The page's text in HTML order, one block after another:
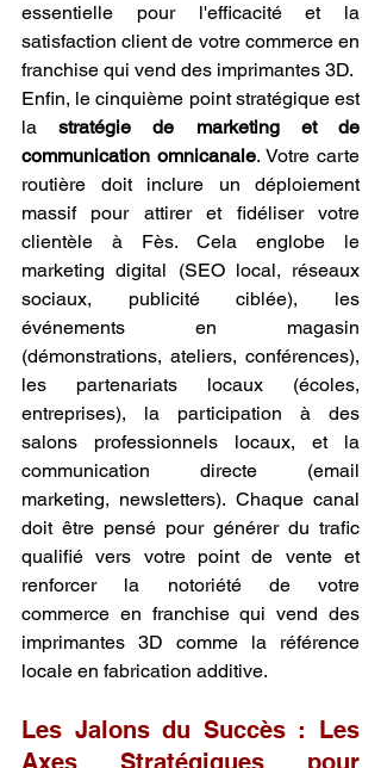
essentielle pour l'efficacité et la
satisfaction client de votre commerce en
franchise qui vend des imprimantes 3D.
Enfin, le cinquième point stratégique est
la stratégie de marketing et de
communication omnicanale. Votre carte
routière doit inclure un déploiement
massif pour attirer et fidéliser votre
clientèle à Fès. Cela englobe le
marketing digital (SEO local, réseaux
sociaux, publicité ciblée), les
événements en magasin
(démonstrations, ateliers, conférences),
les partenariats locaux (écoles,
entreprises), la participation à des
salons professionnels locaux, et la
communication directe (email
marketing, newsletters). Chaque canal
doit être pensé pour générer du trafic
qualifié vers votre point de vente et
renforcer la notoriété de votre
commerce en franchise qui vend des
imprimantes 3D comme la référence
locale en fabrication additive.
Les Jalons du Succès : Les